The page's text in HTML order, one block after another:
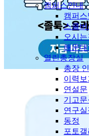
캠퍼스안내
캠퍼스
스쿨버
오시는
해운대
열린총장실
총장
이력보
연설문
기고문
연구실
동정
포토갤